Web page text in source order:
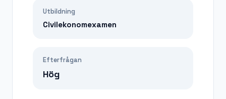
Utbildning
Civilekonomexamen
Efterfrågan
Hög